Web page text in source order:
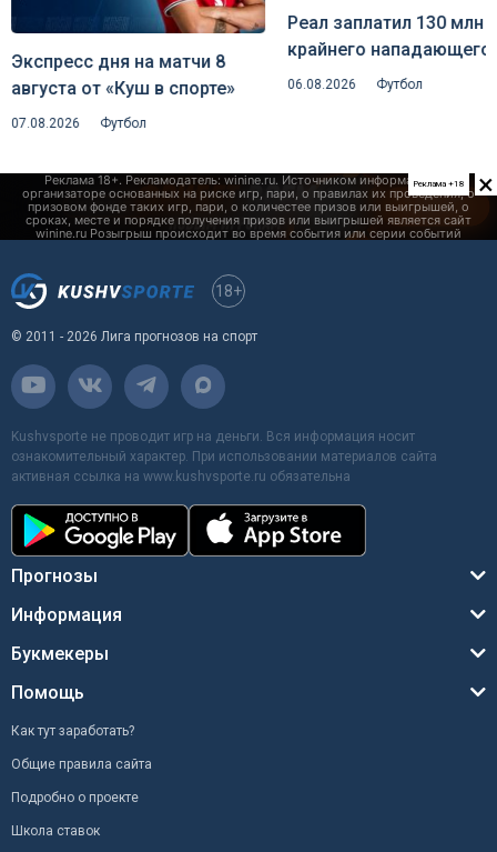
Экспресс дня на матчи 8
августа от «Куш в спорте»
07.08.2026 Футбол
Реал заплатил 130 млн
крайнего нападающего
Лейпциг — клуб едко
06.08.2026 Футбол
×
Реклама +18
18+
© 2011 - 2026 Лига прогнозов на спорт
Kushvsporte не проводит игр на деньги. Вся информация носит
ознакомительный характер. При использовании материалов сайта
активная ссылка на www.kushvsporte.ru обязательна
Прогнозы
Информация
Букмекеры
Помощь
Как тут заработать?
Общие правила сайта
Подробно о проекте
Школа ставок